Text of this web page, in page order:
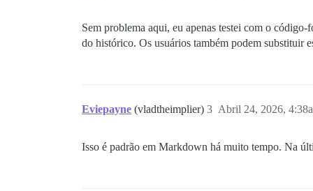
Sem problema aqui, eu apenas testei com o
do histórico. Os usuários também podem substituir
Eviepayne (vladtheimplier) Abril 24, 2026,
3
Isso é padrão em Markdown há muito tempo. Na